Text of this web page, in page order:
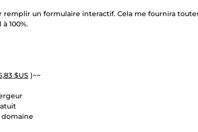
remplir un formulaire interactif. Cela me fournira
100%.
$US )~~